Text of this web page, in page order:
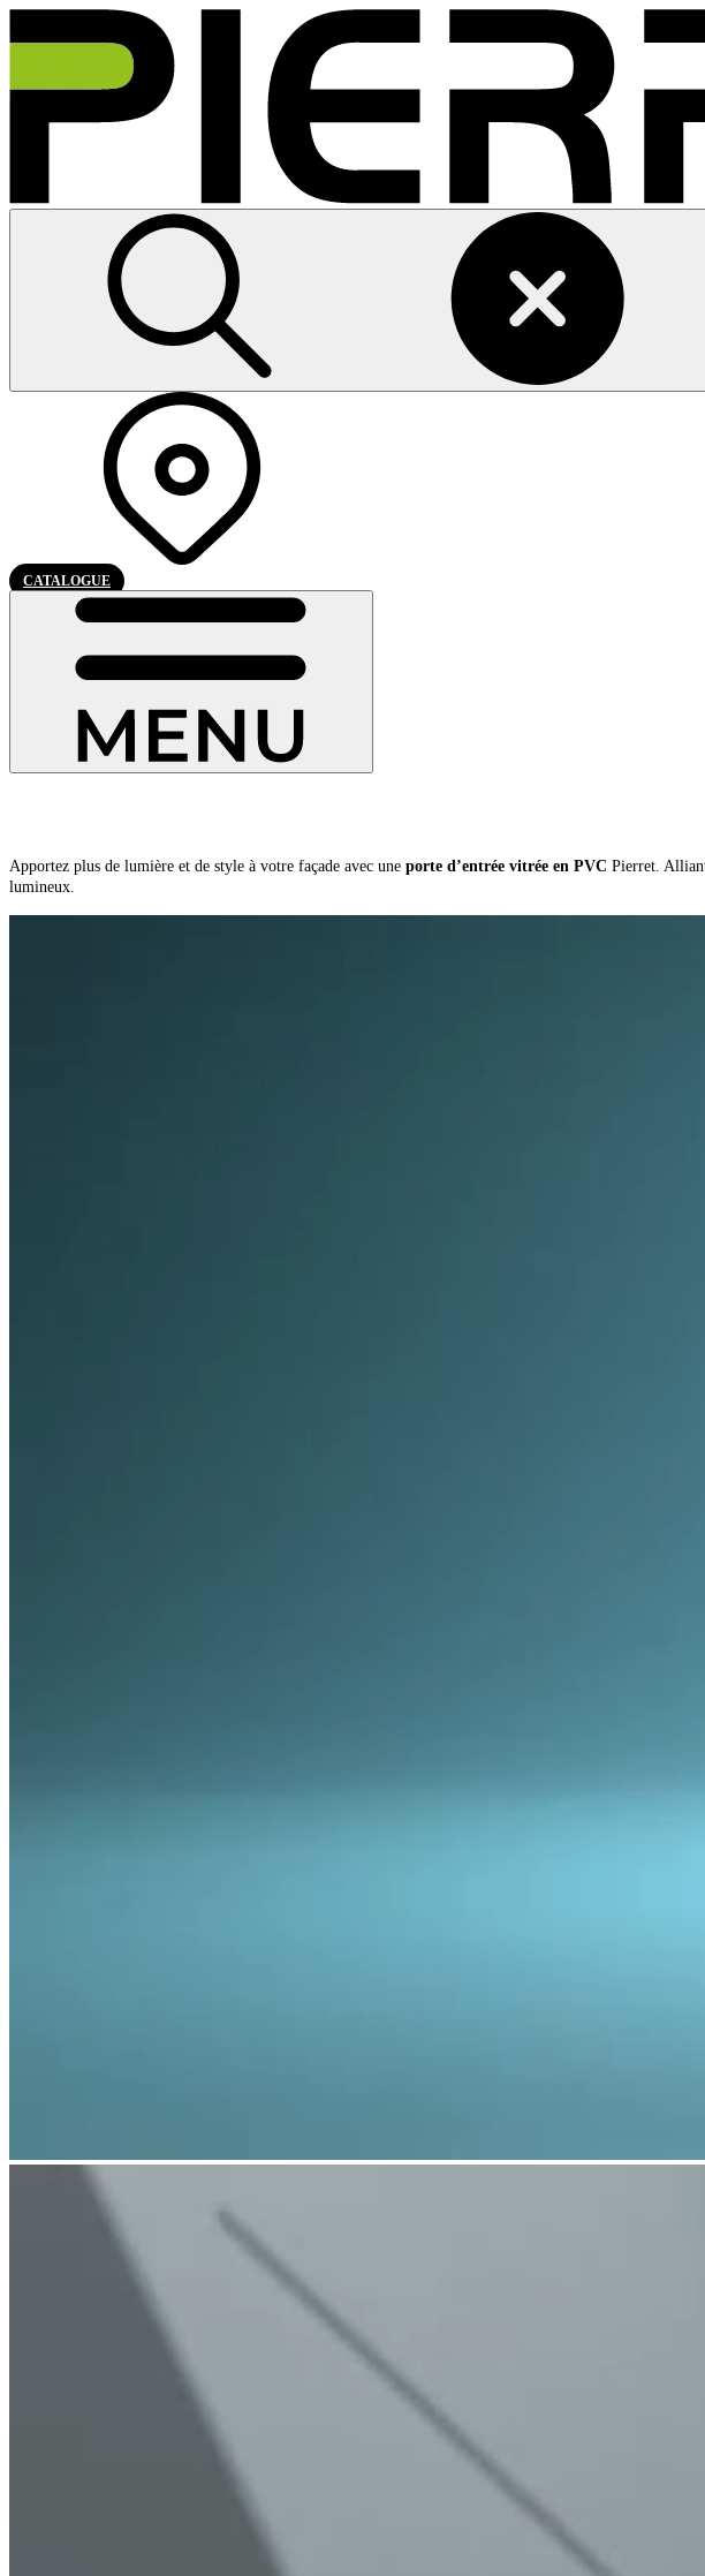
CATALOGUE
Apportez plus de lumière et de style à votre façade avec une porte d’entrée vitrée en PVC Pierret.
lumineux.